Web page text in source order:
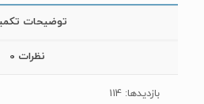
توضیحات
نظرات 0
بازدیدها: 114